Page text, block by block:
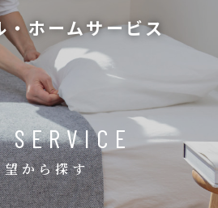
おためしサービス
サービス一覧
ご契約者さま限定サ
会社紹介
コラム
・ホームサービス
SERVICE
望から探す